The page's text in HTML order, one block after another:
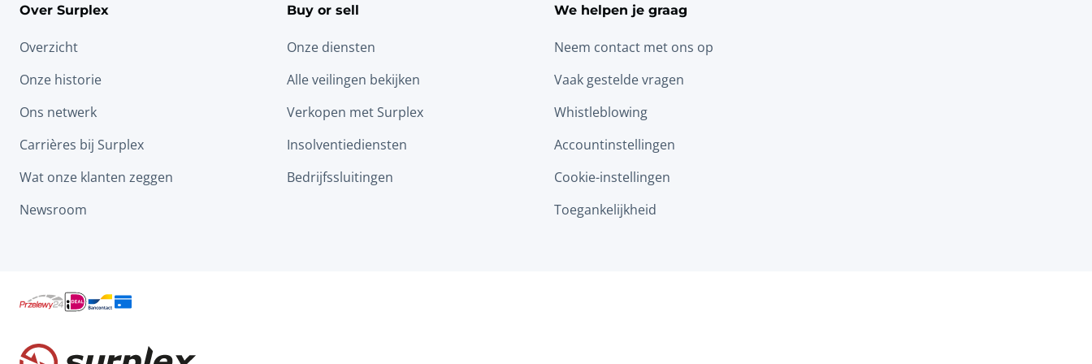
Over Surplex
Overzicht
Onze historie
Ons netwerk
Carrières bij Surplex
Wat onze klanten zeggen
Newsroom
Buy or sell
Onze diensten
Alle veilingen bekijken
Verkopen met Surplex
Insolventiediensten
Bedrijfssluitingen
We helpen je graag
Neem contact met ons op
Vaak gestelde vragen
Whistleblowing
Accountinstellingen
Cookie-instellingen
Toegankelijkheid